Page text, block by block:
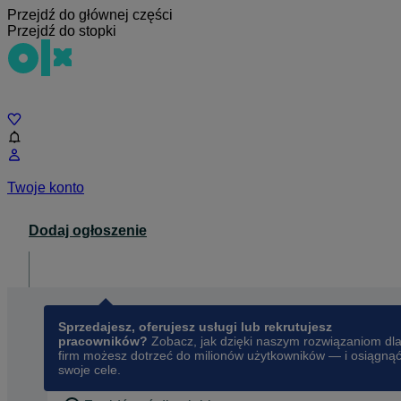
Przejdź do głównej części
Przejdź do stopki
Twoje konto
Dodaj ogłoszenie
Sprzedajesz, oferujesz usługi lub rekrutujesz
pracowników? Zobacz, jak dzięki naszym rozwiązaniom dla
firm możesz dotrzeć do milionów użytkowników — i osiągnąć
swoje cele.